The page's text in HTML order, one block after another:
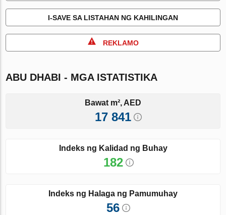
I-SAVE SA LISTAHAN NG KAHILINGAN
REKLAMO
ABU DHABI - MGA ISTATISTIKA
Bawat m², AED
17 841
Indeks ng Kalidad ng Buhay
182
Indeks ng Halaga ng Pamumuhay
56